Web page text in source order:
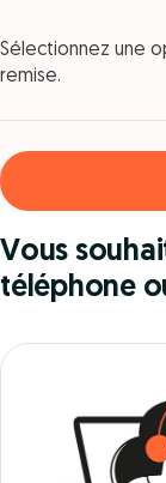
Sélectionnez une
remise.
Vous
téléphone